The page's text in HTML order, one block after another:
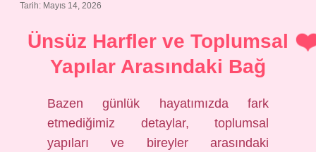
Tarih: Mayıs 14, 2026
Ünsüz Harfler ve Toplumsal
Yapılar Arasındaki Bağ
Bazen günlük hayatımızda fark
etmediğimiz detaylar, toplumsal
yapıları ve bireyler arasındaki